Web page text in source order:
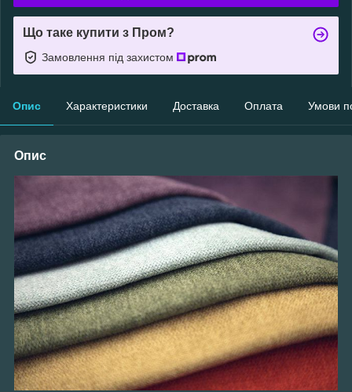
Що таке купити з Пром?
Замовлення під захистом
Опис Характеристики Доставка Оплата Умови
Опис